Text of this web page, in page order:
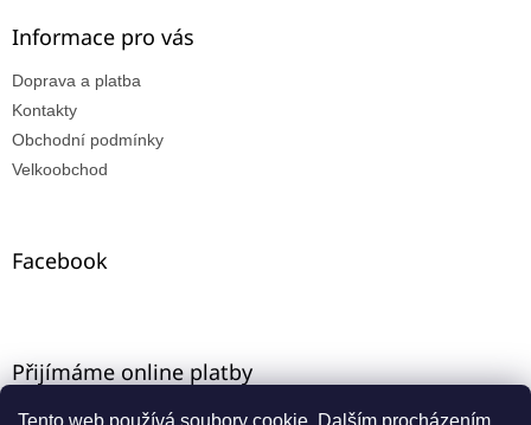
Tento web používá soubory cookie. Dalším procházením
Informace pro vás
Doprava a platba
Kontakty
Obchodní podmínky
Velkoobchod
Facebook
Přijímáme online platby